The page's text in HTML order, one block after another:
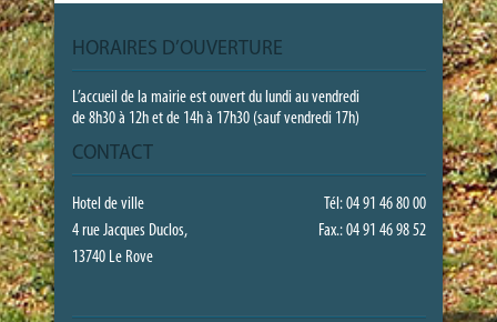
HORAIRES D’OUVERTURE
L’accueil de la mairie est ouvert du lundi au vendredi
de 8h30 à 12h et de 14h à 17h30 (sauf vendredi 17h)
CONTACT
Hotel de ville
Tél: 04 91 46 80 00
4 rue Jacques Duclos,
Fax.: 04 91 46 98 52
13740 Le Rove